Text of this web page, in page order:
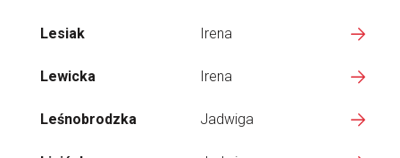
Lesiak Irena
Lewicka Irena
Leśnobrodzka Jadwiga